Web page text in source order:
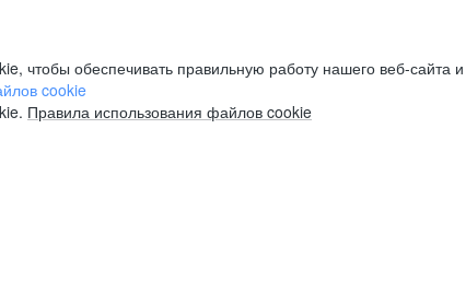
чтобы обеспечивать правильную работу нашего веб-сайта
cookie
Правила использования файлов cookie